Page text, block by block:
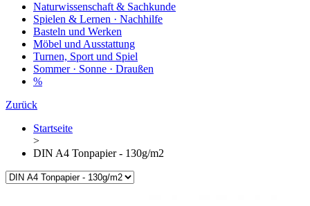
Naturwissenschaft & Sachkunde
Spielen & Lernen · Nachhilfe
Basteln und Werken
Möbel und Ausstattung
Turnen, Sport und Spiel
Sommer · Sonne · Draußen
%
Zurück
Startseite
>
DIN A4 Tonpapier - 130g/m2